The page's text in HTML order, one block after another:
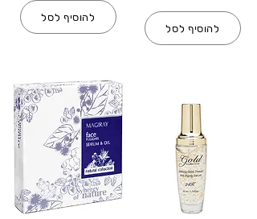
להוסיף לסל
להוסיף לסל